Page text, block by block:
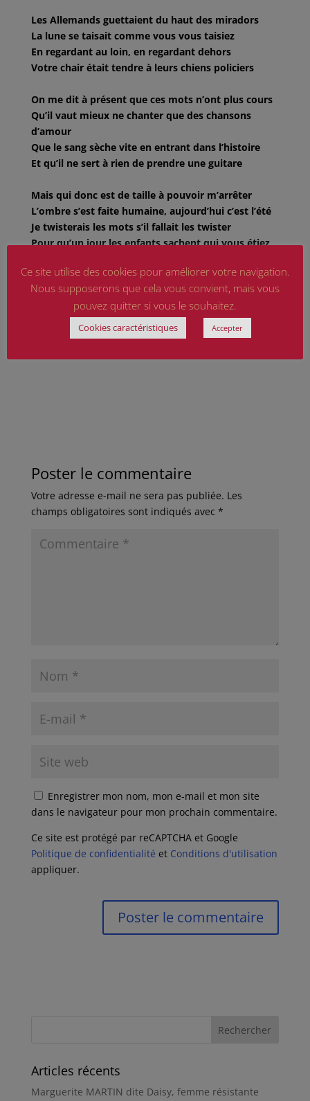
Les Allemands guettaient du haut des miradors
La lune se taisait comme vous vous taisiez
En regardant au loin, en regardant dehors
Votre chair était tendre à leurs chiens policiers
On me dit à présent que ces mots n’ont plus cours
Qu’il vaut mieux ne chanter que des chansons
d’amour
Que le sang sèche vite en entrant dans l’histoire
Et qu’il ne sert à rien de prendre une guitare
Mais qui donc est de taille à pouvoir m’arrêter
L’ombre s’est faite humaine, aujourd’hui c’est l’été
Je twisterais les mots s’il fallait les twister
Pour qu’un jour les enfants sachent qui vous étiez
Vous étiez vingt et cent, vous étiez des milliers
Nus et maigres, tremblants, dans ces wagons
Qui déchiriez la nuit de vos ongles battants
Vous étiez des milliers, vous étiez vingt et cent
Poster le commentaire
Votre adresse e-mail ne sera pas publiée. Les
champs obligatoires sont indiqués avec *
Enregistrer mon nom, mon e-mail et mon site
dans le navigateur pour mon prochain commentaire.
Ce site est protégé par reCAPTCHA et Google
Politique de confidentialité et Conditions d'utilisation
appliquer.
Articles récents
Marguerite MARTIN dite Daisy, femme résistante
Ce site utilise des cookies pour améliorer votre navigation.
Nous supposerons que cela vous convient, mais vous
pouvez quitter si vous le souhaitez.
Cookies caractéristiques Accepter